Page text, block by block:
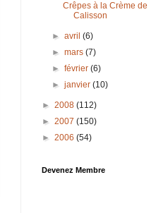
Crêpes à la Crème de
Calisson
►avril(6)
►mars(7)
►février(6)
►janvier(10)
► 2008 (112)
► 2007 (150)
► 2006 (54)
Devenez Membre